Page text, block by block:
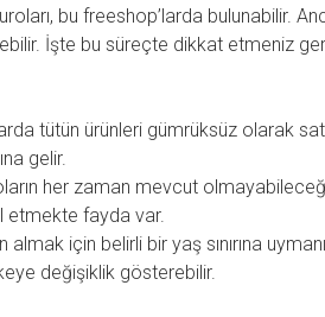
bu freeshop’larda bulunabilir.
İşte bu süreçte dikkat etmeniz
tütün ürünleri gümrüksüz olarak
gelir.
her zaman mevcut
etmekte fayda var.
almak için belirli bir yaş sınırına
değişiklik gösterebilir.